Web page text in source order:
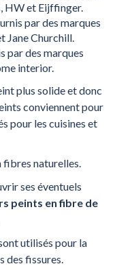
HW et Eijffinger.
par des marques
Jane Churchill.
par des marques
interior.
plus solide et donc
conviennent pour
pour les cuisines et
fibres naturelles.
ses éventuels
peints en fibre de
utilisés pour la
des fissures.